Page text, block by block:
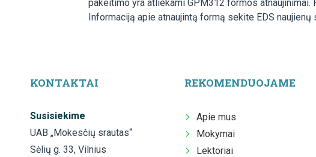
pakeitimo yra atliekami GPM312 formos
Informaciją apie atnaujintą formą sekite EDS naujienų
KONTAKTAI
Susisiekime
UAB „Mokesčių srautas“
Sėlių g. 33, Vilnius
REKOMENDUOJAME
Apie mus
Mokymai
Lektoriai